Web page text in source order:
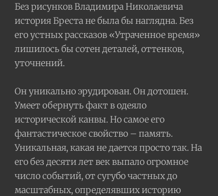
Без рисунков Владимира Николаевича
история Бреста не была бы наглядна. Без
его устных рассказов «Утраченное время»
лишилось бы сотен деталей, оттенков,
уточнений.
Он уникально эрудирован. Он дотошен.
Умеет обернуть факт в одеяло
исторической канвы. Но самое его
фантастическое свойство – память.
Уникальная, какая не дается просто так. На
его без десяти лет век выпало огромное
число событий, от сугубо частных до
масштабных, определявших историю